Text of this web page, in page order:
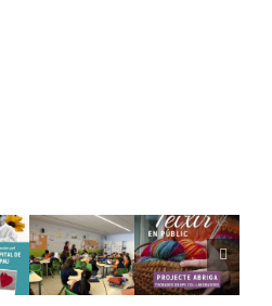
corazones
que
entiendes
Mundial
de
Tejer